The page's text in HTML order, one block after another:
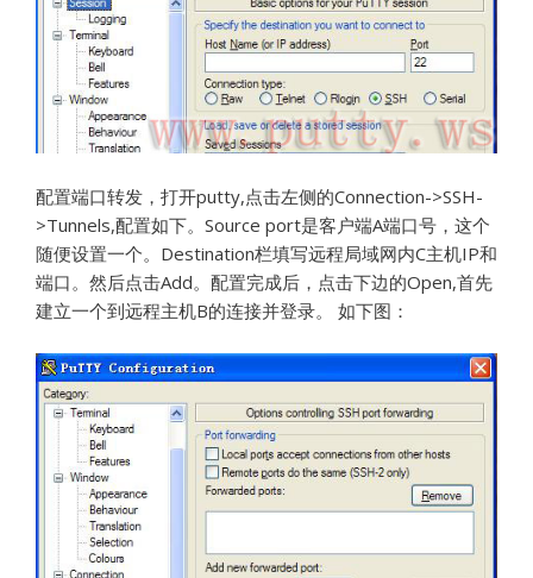
配置端口转发，打开putty,点击左侧的Connection->SSH-
>Tunnels,配置如下。 Source port是客户端A端口号，这个
随便设置一个。 Destination栏填写远程局域网内C主机IP和
端口。然后点击Add。配置完成后，点击下边的Open,首先
建立一个到远程主机B的连接并登录。 如下图：